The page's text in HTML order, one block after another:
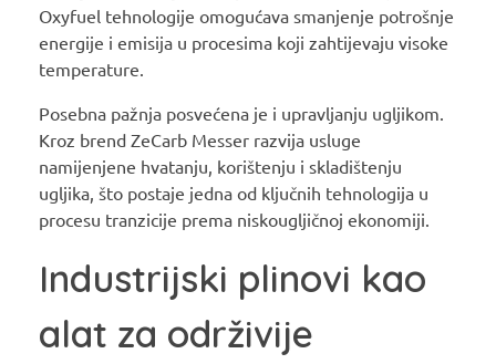
Oxyfuel tehnologije omogućava smanjenje potrošnje
energije i emisija u procesima koji zahtijevaju visoke
temperature.
Posebna pažnja posvećena je i upravljanju ugljikom.
Kroz brend ZeCarb Messer razvija usluge
namijenjene hvatanju, korištenju i skladištenju
ugljika, što postaje jedna od ključnih tehnologija u
procesu tranzicije prema niskougljičnoj ekonomiji.
Industrijski plinovi kao
alat za održivije